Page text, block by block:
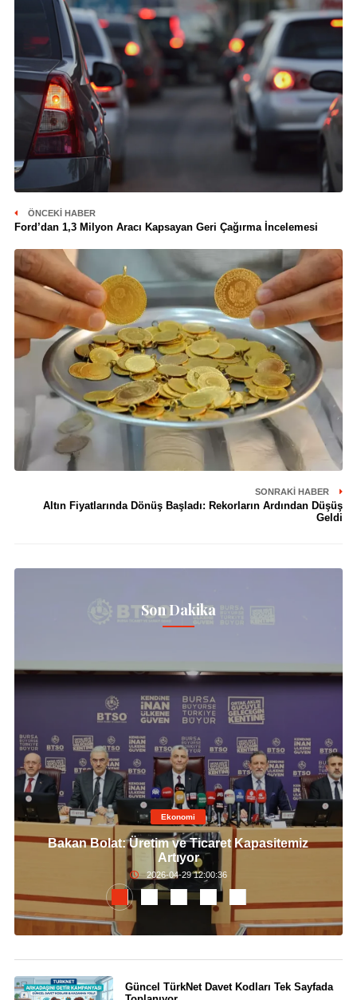
ÖNCEKI HABER
Ford’dan 1,3 Milyon Aracı Kapsayan Geri Çağırma İncelemesi
SONRAKI HABER
Altın Fiyatlarında Dönüş Başladı: Rekorların Ardından Düşüş
Geldi
Son Dakika
Ekonomi
Bakan Bolat: Üretim ve Ticaret Kapasitemiz
Artıyor
2026-04-29 12:00:36
Güncel TürkNet Davet Kodları Tek Sayfada